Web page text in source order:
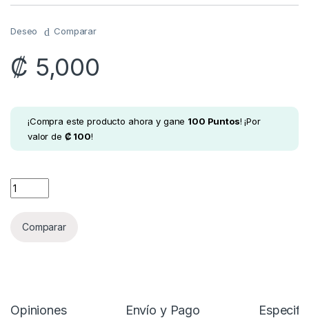
Deseo Comparar
₡ 5,000
¡Compra este producto ahora y gane 100 Puntos! ¡Por
valor de ₡ 100!
YuXin Magic Eye 2x2 quantity
Comparar
Opiniones Envío y Pago